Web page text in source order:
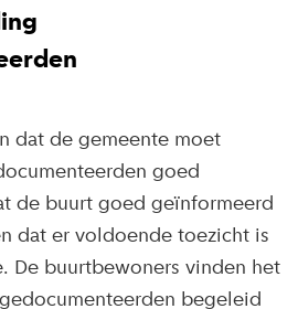
dat de gemeente moet
goed
de buurt goed geïnformeerd
dat er voldoende toezicht is
De buurtbewoners vinden het
begeleid